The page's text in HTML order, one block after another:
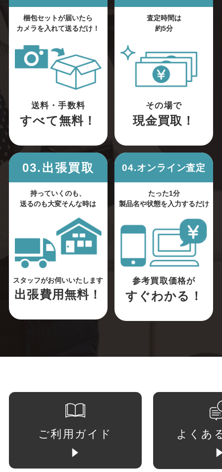
梱包セットが届いたら
カメラを入れて送るだけ！
送料・手数料
すべて無料！
査定時間は
約5分
その場で
現金買取！
03.出張買取
持っていくのも、
送るのも大変そんな時は
スタッフがお伺いいたします
出張費用無料！
04.オンライン査定
たった1分
製品名や状態を入力するだけ
参考買取価格が
すぐわかる！
ご利用ガイド よくあ